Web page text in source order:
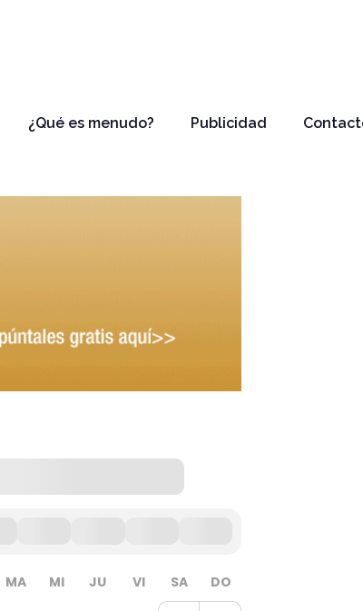
¿Qué es menudo? Publicidad
MA MI JU VI SA DO